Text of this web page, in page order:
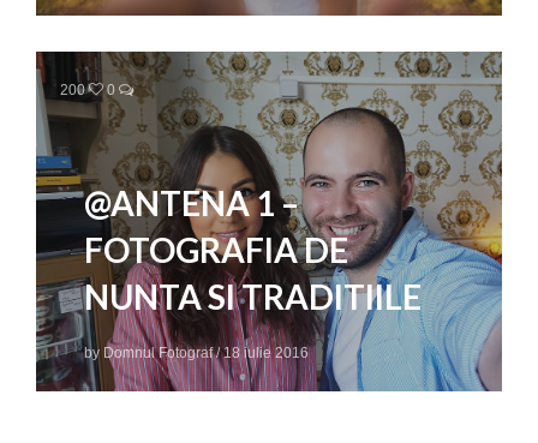
200 0
@ANTENA 1 –
FOTOGRAFIA DE
NUNTA SI TRADITIILE
by Domnul Fotograf/18 iulie 2016